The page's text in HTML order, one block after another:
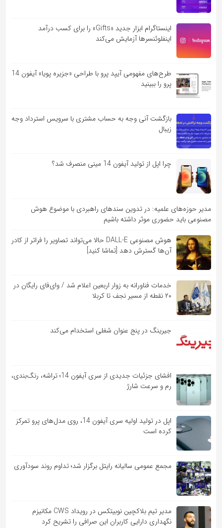
اینستاگرام ابزار جدید «Gifts» را برای کسب درآمد
اینفلوئنسرها آزمایش می‌کند
طرح‌های مفهومی آیپد پرو با طراحی «جزیره پویا» آیفون 14
پرو را ببینید
بازگشت آنی وجه به حساب مشتری با سرویس استرداد وجه
زیبال
چرا اپل از تولید آیفون 14 مینی منصرف شد؟
مدیر حوزه‌های علمیه: در تدوین سندهای راهبردی با موضوع هوش
مصنوعی باید حضوری موثر داشته باشیم
هوش مصنوعی DALL-E حالا می‌تواند تصاویر را فراتر از کادر
آن‌ها گسترش دهد [تماشا کنید]
خدمات فناورانه به زوار اربعین اعلام شد / وای‌فای رایگان در
۲۰ نقطه از مسیر نجف تا کربلا
جیرینگ در پنج عنوان شغلی استخدام می‌کند
افشای جزئیات جدیدی از سری آیفون 14؛ تراشه، رنگ‌بندی،
رم و سرعت شارژ
اپل در تولید اولیه سری آیفون 14، روی مدل‌های پرو تمرکز
کرده است
مجمع عمومی سالیانه رایتل برگزار شد؛ تداوم روند سودآوری
مدیر تیم بلاکچین نوبیتکس در رویداد CWS مکانیزم
نگهداری دارایی کاربران این صرافی را تشریح کرد